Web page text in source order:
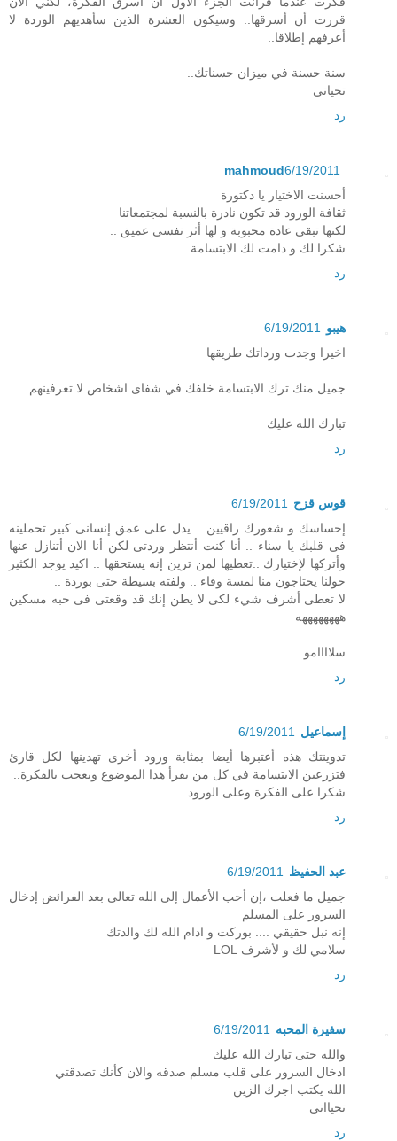
قررت أن أسرقها.. وسيكون العشرة الذين سأهديهم الوردة لا
أعرفهم إطلاقا..
سنة حسنة في ميزان حسناتك..
تحياتي
رد
mahmoud6/19/2011
أحسنت الاختيار يا دكتورة
ثقافة الورود قد تكون نادرة بالنسبة لمجتمعاتنا
لكنها تبقى عادة محبوبة و لها أثر نفسي عميق ..
شكرا لك و دامت لك الابتسامة
رد
هيبو
6/19/2011
اخيرا وجدت ورداتك طريقها
جميل منك ترك الابتسامة خلفك في شفاى اشخاص لا تعرفينهم
تبارك الله عليك
رد
قوس قزح
6/19/2011
إحساسك و شعورك راقيين .. يدل على عمق إنسانى كبير تحملينه
فى قلبك يا سناء .. أنا كنت أنتظر وردتى لكن أنا الان أتنازل عنها
وأتركها لإختيارك ..تعطيها لمن ترين إنه يستحقها .. اكيد يوجد الكثير
حولنا يحتاجون منا لمسة وفاء .. ولفته بسيطة حتى بوردة ..
لا تعطى أشرف شيء لكى لا يطن إنك قد وقعتى فى حبه مسكين
ههههههههه
سلاااامو
رد
إسماعيل
6/19/2011
تدوينتك هذه أعتبرها أيضا بمثابة ورود أخرى تهدينها لكل قارئ
فتزرعين الابتسامة في كل من يقرأ هذا الموضوع ويعجب بالفكرة..
شكرا على الفكرة وعلى الورود..
رد
عبد الحفيظ
6/19/2011
جميل ما فعلت ،إن أحب الأعمال إلى الله تعالى بعد الفرائض إدخال
السرور على المسلم
إنه نبل حقيقي .... بوركت و ادام الله لك والدتك
سلامي لك و لأشرف LOL
رد
سفيرة المحبه
6/19/2011
والله حتى تبارك الله عليك
ادخال السرور على قلب مسلم صدقه والان كأنك تصدقتي
الله يكتب اجرك الزين
تحيااتي
رد